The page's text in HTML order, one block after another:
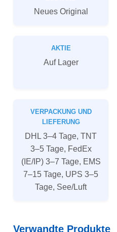
Neues Original
AKTIE
Auf Lager
VERPACKUNG UND
LIEFERUNG
DHL 3–4 Tage, TNT
3–5 Tage, FedEx
(IE/IP) 3–7 Tage, EMS
7–15 Tage, UPS 3–5
Tage, See/Luft
Verwandte Produkte